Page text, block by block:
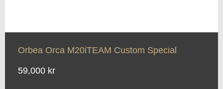
Orbea Orca M20iTEAM Custom Special
59,000 kr